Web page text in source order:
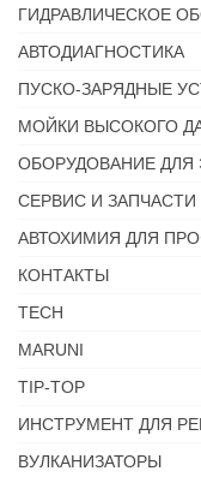
ГИДРАВЛИЧЕСКОЕ
АВТОДИАГНОСТИКА
ПУСКО-ЗАРЯДНЫЕ
МОЙКИ ВЫСОКОГО
ОБОРУДОВАНИЕ ДЛЯ
СЕРВИС И ЗАПЧАСТИ
АВТОХИМИЯ ДЛЯ
КОНТАКТЫ
TECH
MARUNI
TIP-TOP
ИНСТРУМЕНТ ДЛЯ
ВУЛКАНИЗАТОРЫ